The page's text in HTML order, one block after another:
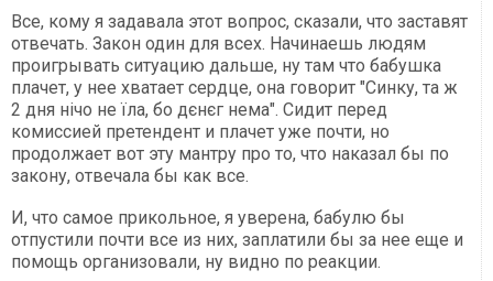
Все, кому я задавала этот вопрос, сказали, что заставят
отвечать. Закон один для всех. Начинаешь людям
проигрывать ситуацию дальше, ну там что бабушка
плачет, у нее хватает сердце, она говорит "Синку, та ж
2 дня нічо не їла, бо дєнєг нема". Сидит перед
комиссией претендент и плачет уже почти, но
продолжает вот эту мантру про то, что наказал бы по
закону, отвечала бы как все.
И, что самое прикольное, я уверена, бабулю бы
отпустили почти все из них, заплатили бы за нее еще и
помощь организовали, ну видно по реакции.